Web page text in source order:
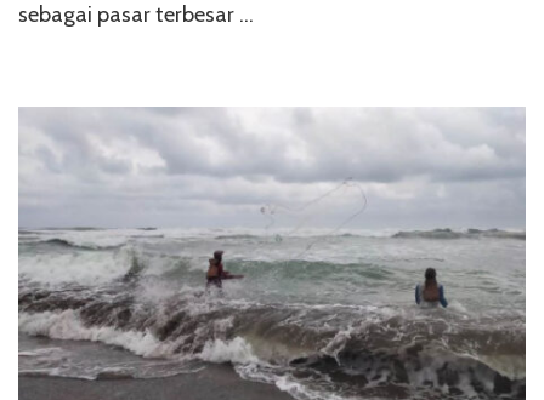
sebagai pasar terbesar …